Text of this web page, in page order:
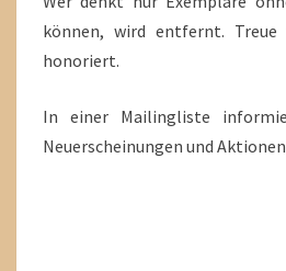
können, wird entfernt. Treue
honoriert.
In einer Mailingliste
Neuerscheinungen und